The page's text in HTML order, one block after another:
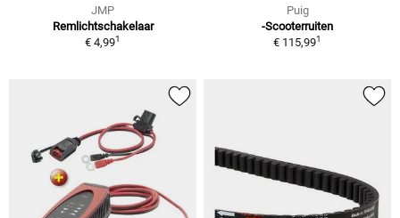
JMP
Remlichtschakelaar
€ 4,991
Puig
-Scooterruiten
€ 115,991